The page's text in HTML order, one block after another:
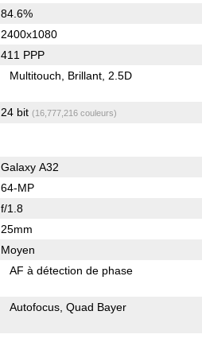
84.6%
2400x1080
411 PPP
Multitouch Brillant 2.5D
24 bit (16,777,216 couleurs)
Galaxy A32
64-MP
f/1.8
25mm
Moyen
AF à détection de phase
Autofocus Quad Bayer